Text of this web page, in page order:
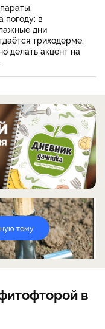
погоду: в
дни
триходерме,
делать акцент на
тему
в